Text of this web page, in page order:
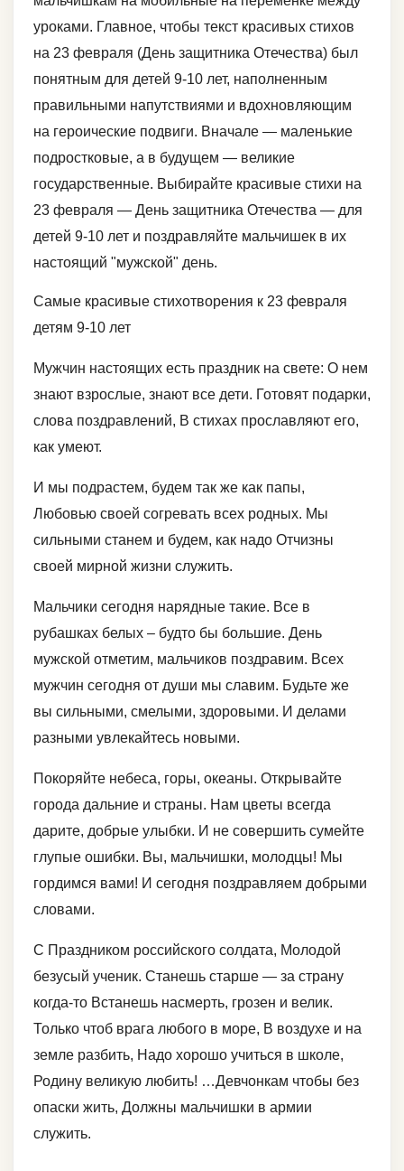
уроками. Главное, чтобы текст красивых стихов
на 23 февраля (День защитника Отечества) был
понятным для детей 9-10 лет, наполненным
правильными напутствиями и вдохновляющим
на героические подвиги. Вначале — маленькие
подростковые, а в будущем — великие
государственные. Выбирайте красивые стихи на
23 февраля — День защитника Отечества — для
детей 9-10 лет и поздравляйте мальчишек в их
настоящий "мужской" день.
Самые красивые стихотворения к 23 февраля
детям 9-10 лет
Мужчин настоящих есть праздник на свете: О нем
знают взрослые, знают все дети. Готовят подарки,
слова поздравлений, В стихах прославляют его,
как умеют.
И мы подрастем, будем так же как папы,
Любовью своей согревать всех родных. Мы
сильными станем и будем, как надо Отчизны
своей мирной жизни служить.
Мальчики сегодня нарядные такие. Все в
рубашках белых – будто бы большие. День
мужской отметим, мальчиков поздравим. Всех
мужчин сегодня от души мы славим. Будьте же
вы сильными, смелыми, здоровыми. И делами
разными увлекайтесь новыми.
Покоряйте небеса, горы, океаны. Открывайте
города дальние и страны. Нам цветы всегда
дарите, добрые улыбки. И не совершить сумейте
глупые ошибки. Вы, мальчишки, молодцы! Мы
гордимся вами! И сегодня поздравляем добрыми
словами.
С Праздником российского солдата, Молодой
безусый ученик. Станешь старше — за страну
когда-то Встанешь насмерть, грозен и велик.
Только чтоб врага любого в море, В воздухе и на
земле разбить, Надо хорошо учиться в школе,
Родину великую любить! …Девчонкам чтобы без
опаски жить, Должны мальчишки в армии
служить.